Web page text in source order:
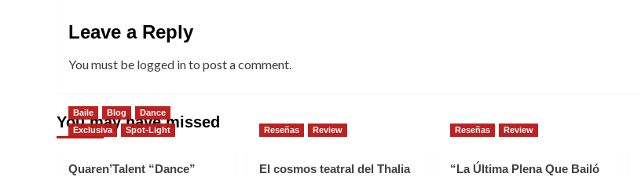
Leave a Reply
You must be logged into post a comment.
You may have missed
Baile Blog
Dance
Exclusiva
Spot-Light
Quaren’Talent “Dance”
Reseñas Review
El cosmos teatral del Thalia
Reseñas Review
“La Última Plena Que Bailó